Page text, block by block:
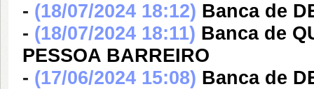
- (18/07/2024 18:12) Banca de
- (18/07/2024 18:11) Banca de
PESSOA BARREIRO
- (17/06/2024 15:08) Banca de